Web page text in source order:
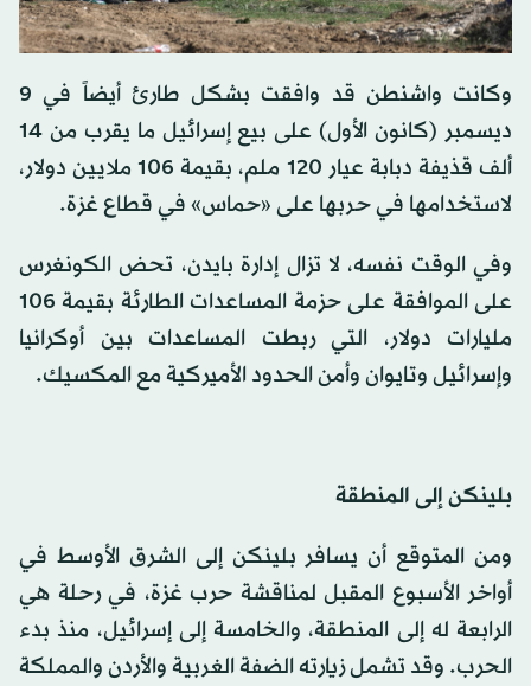
وكانت واشنطن قد وافقت بشكل طارئ أيضاً في 9
ديسمبر (كانون الأول) على بيع إسرائيل ما يقرب من 14
ألف قذيفة دبابة عيار 120 ملم، بقيمة 106 ملايين دولار،
لاستخدامها في حربها على «حماس» في قطاع غزة.
وفي الوقت نفسه، لا تزال إدارة بايدن، تحض الكونغرس
على الموافقة على حزمة المساعدات الطارئة بقيمة 106
مليارات دولار، التي ربطت المساعدات بين أوكرانيا
وإسرائيل وتايوان وأمن الحدود الأميركية مع المكسيك.
بلينكن إلى المنطقة
ومن المتوقع أن يسافر بلينكن إلى الشرق الأوسط في
أواخر الأسبوع المقبل لمناقشة حرب غزة، في رحلة هي
الرابعة له إلى المنطقة، والخامسة إلى إسرائيل، منذ بدء
الحرب. وقد تشمل زيارته الضفة الغربية والأردن والمملكة